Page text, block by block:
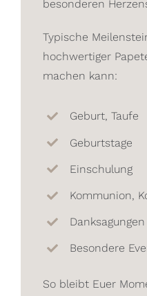
besonderen
Typische
hochwertiger
machen kann:
Geburt, Taufe
Geburtstage
Einschulung
Kommunion,
Danksagungen
Besondere
So bleibt Euer